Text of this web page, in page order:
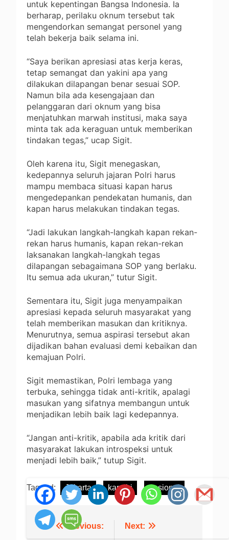
untuk kepentingan Bangsa Indonesia. Ia
berharap, perilaku oknum tersebut tak
mengendorkan semangat personel yang
telah bekerja baik selama ini.
“Saya berikan apresiasi atas kerja keras,
tetap semangat dan yakini apa yang
dilakukan dilapangan benar sesuai SOP.
Namun bila ada kesengajaan dan
pelanggaran dari oknum yang bisa
menjatuhkan marwah institusi, maka saya
minta tak ada keraguan untuk memberikan
tindakan tegas,” ucap Sigit.
Oleh karena itu, Sigit menegaskan,
kedepannya seluruh jajaran Polri harus
mampu membaca situasi kapan harus
mengedepankan pendekatan humanis, dan
kapan harus melakukan tindakan tegas.
“Jadi lakukan langkah-langkah kapan rekan-
rekan harus humanis, kapan rekan-rekan
laksanakan langkah-langkah tegas
dilapangan sebagaimana SOP yang berlaku.
Itu semua ada ukuran,” tutur Sigit.
Sementara itu, Sigit juga menyampaikan
apresiasi kepada seluruh masyarakat yang
telah memberikan masukan dan kritiknya.
Menurutnya, semua aspirasi tersebut akan
dijadikan bahan evaluasi demi kebaikan dan
kemajuan Polri.
Sigit memastikan, Polri lembaga yang
terbuka, sehingga tidak anti-kritik, apalagi
masukan yang sifatnya membangun untuk
menjadikan lebih baik lagi kedepannya.
“Jangan anti-kritik, apabila ada kritik dari
masyarakat lakukan introspeksi untuk
menjadi lebih baik,” tutup Sigit.
Tagged: Jakarta kapolri nasional
Navigasi
Previous: Next: